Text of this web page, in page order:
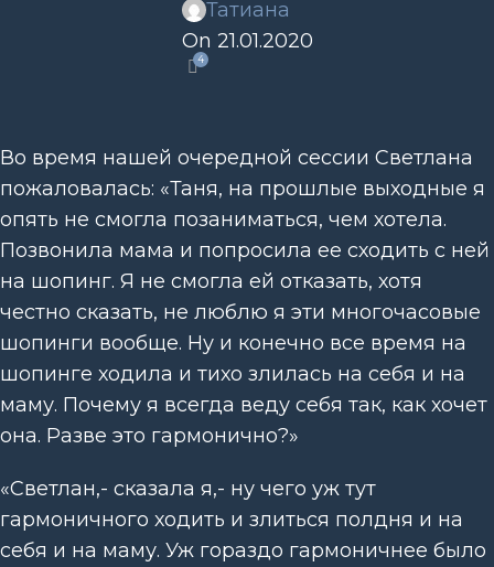
Татиана
On 21.01.2020
4
Во время нашей очередной сессии Светлана
пожаловалась: «Таня, на прошлые выходные я
опять не смогла позаниматься, чем хотела.
Позвонила мама и попросила ее сходить с ней
на шопинг. Я не смогла ей отказать, хотя
честно сказать, не люблю я эти многочасовые
шопинги вообще. Ну и конечно все время на
шопинге ходила и тихо злилась на себя и на
маму. Почему я всегда веду себя так, как хочет
она. Разве это гармонично?»
«Светлан,- сказала я,- ну чего уж тут
гармоничного ходить и злиться полдня и на
себя и на маму. Уж гораздо гармоничнее было